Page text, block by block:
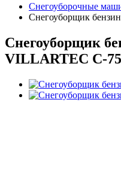
Снегоуборочные
Снегоуборщик
Снегоуборщик
VILLARTEC C-75